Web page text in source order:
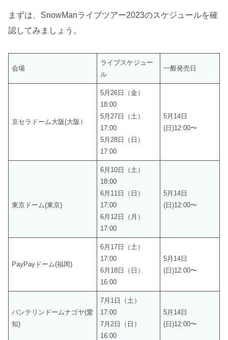
まずは、SnowManライブツアー2023のスケジュールを確
認してみましょう。
会場
ライブスケジュー
ル
一般発売日
京セラドーム大阪(大阪）
5月26日（金）
18:00
5月27日（土）
17:00
5月28日（日）
17:00
5月14日
(日)12:00〜
東京ドーム(東京)
6月10日（土）
18:00
6月11日（日）
17:00
6月12日（月）
17:00
5月14日
(日)12:00〜
PayPayドーム(福岡)
6月17日（土）
17:00
6月18日（日）
16:00
5月14日
(日)12:00〜
バンテリンドームナゴヤ(愛
知)
7月1日（土）
17:00
7月2日（日）
16:00
5月14日
(日)12:00〜